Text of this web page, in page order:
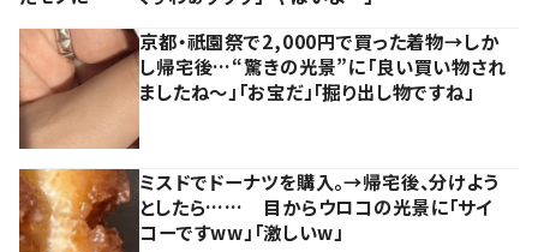
京都・祇園祭で2,000円で買った着物→しか
し帰宅後…“驚きの光景”に「良い買い物され
ましたね～」「お宝だ」「掘り出し物ですね」
ミスドでドーナツを購入。→帰宅後、分けよう
としたら…… 目からウロコの光景に「サイ
コーですww」「激しいw」